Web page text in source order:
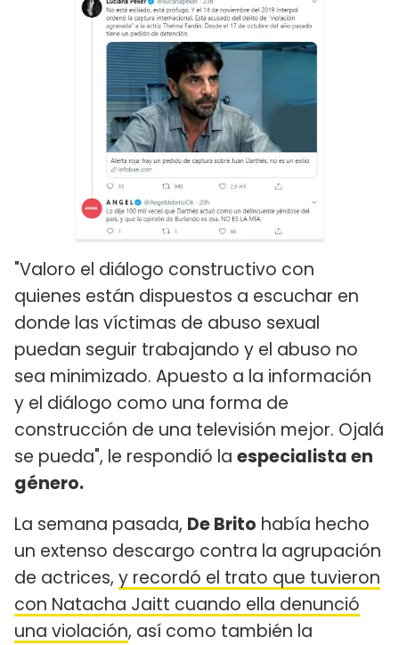
"Valoro el diálogo constructivo con
quienes están dispuestos a escuchar en
donde las víctimas de abuso sexual
puedan seguir trabajando y el abuso no
sea minimizado. Apuesto a la información
y el diálogo como una forma de
construcción de una televisión mejor. Ojalá
se pueda", le respondió la especialista en
género.
La semana pasada, De Brito había hecho
un extenso descargo contra la agrupación
de actrices, y recordó el trato que tuvieron
con Natacha Jaitt cuando ella denunció
una violación, así como también la